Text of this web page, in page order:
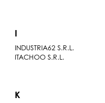
I
INDUSTRIA62 S.R.L.
ITACHOO S.R.L.
K